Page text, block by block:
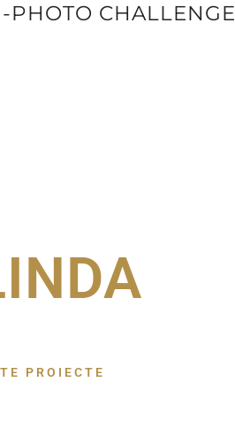
CHALLENGE
PROIECTE